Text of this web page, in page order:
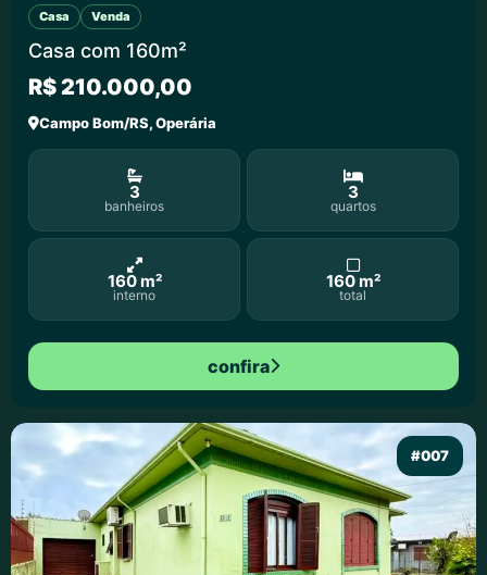
Casa Venda
Casa com 160m²
R$ 210.000,00
Campo Bom/RS, Operária
3
banheiros
3
quartos
160 m²
interno
160 m²
total
confira
#007